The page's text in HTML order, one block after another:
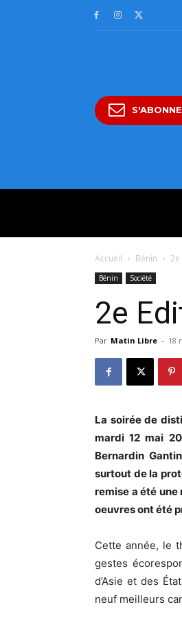
Accueil Bénin 2e
Bénin Société
2e
Par Matin Libre - 18
La soirée de
mardi 12 mai
Bernardin
surtout de la
remise a été
oeuvres ont été
Cette année, le
gestes
d’Asie et des
neuf meilleurs